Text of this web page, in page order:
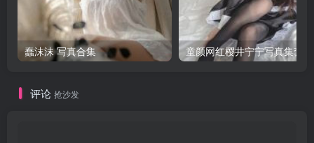
蠢沫沫 写真合集 童颜网红樱井宁宁写真集套图
评论 抢沙发